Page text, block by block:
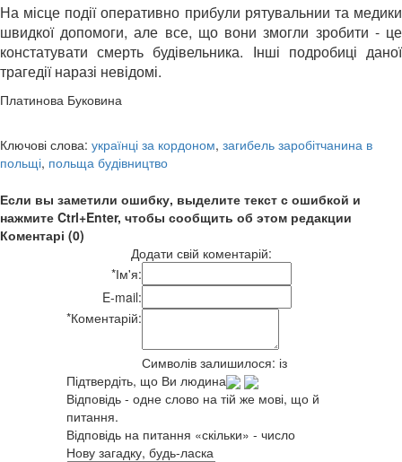
На місце події оперативно прибули рятувальнии та медики
швидкої допомоги, але все, що вони змогли зробити - це
констатувати смерть будівельника. Інші подробиці даної
трагедії наразі невідомі.
Платинова Буковина
Ключові слова: українці за кордоном, загибель заробітчанина в
польщі, польща будівництво
Если вы заметили ошибку, выделите текст с ошибкой и
нажмите Ctrl+Enter, чтобы сообщить об этом редакции
Коментарі (0)
Додати свій коментарій:
*Ім'я:
E-mail:
*Коментарій:
Символів залишилося: із
Підтвердіть, що Ви людина
Відповідь - одне слово на тій же мові, що й
питання.
Відповідь на питання «скільки» - число
Нову загадку, будь-ласка